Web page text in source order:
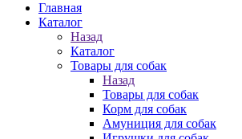
Главная
Каталог
Назад
Каталог
Товары для собак
Назад
Товары для собак
Корм для собак
Амуниция для собак